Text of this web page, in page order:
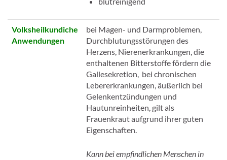
Volksheilkundiche
Anwendungen
bei Magen- und Darmproblemen,
Durchblutungsstörungen des
Herzens, Nierenerkrankungen, die
enthaltenen Bitterstoffe fördern die
Gallesekretion, bei chronischen
Lebererkrankungen, äußerlich bei
Gelenkentzündungen und
Hautunreinheiten, gilt als
Frauenkraut aufgrund ihrer guten
Eigenschaften.
Kann bei empfindlichen Menschen in